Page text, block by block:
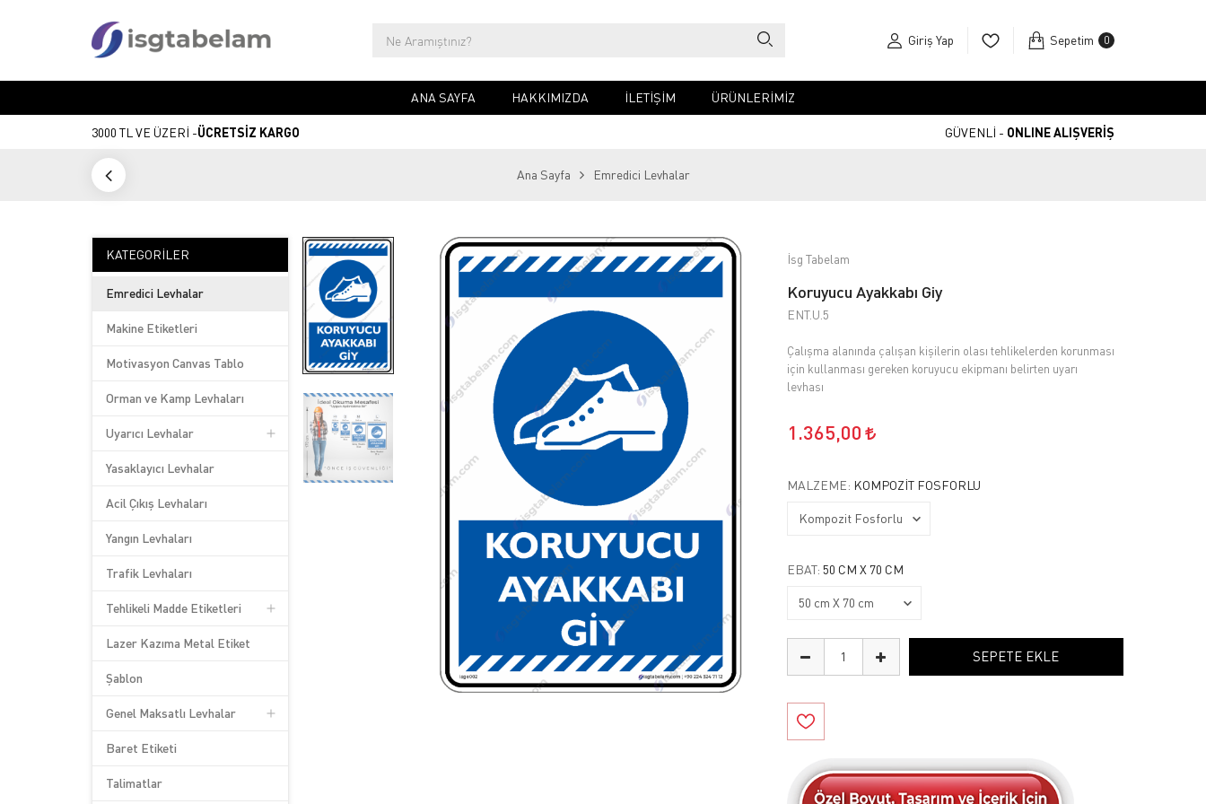
Giriş Yap Sepetim 0
ANA SAYFA HAKKIMIZDA İLETIŞIM ÜRÜNLERİMİZ
3000 TL VE ÜZERİ -ÜCRETSİZ KARGO GÜVENLİ - ONLINE ALIŞVERİŞ
Ana Sayfa Emredici Levhalar
KATEGORILER
Emredici Levhalar
Makine Etiketleri
Motivasyon Canvas Tablo
Orman ve Kamp Levhaları
Uyarıcı Levhalar
Yasaklayıcı Levhalar
Acil Çıkış Levhaları
Yangın Levhaları
Trafik Levhaları
Tehlikeli Madde Etiketleri
Lazer Kazıma Metal Etiket
Şablon
Genel Maksatlı Levhalar
Baret Etiketi
Talimatlar
İsg Tabelam
Koruyucu Ayakkabı Giy
ENT.U.5
Çalışma alanında çalışan kişilerin olası tehlikelerden korunması
için kullanması gereken koruyucu ekipmanı belirten uyarı
levhası
1.365,00
MALZEME: KOMPOZIT FOSFORLU
EBAT: 50 CM X 70 CM
SEPETE EKLE